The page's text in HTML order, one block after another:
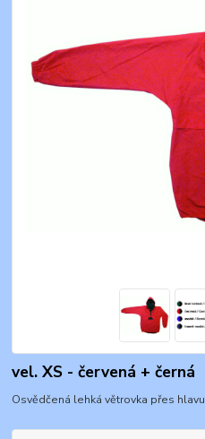
vel. XS - červená + černá
Osvědčená lehká větrovka přes hlavu